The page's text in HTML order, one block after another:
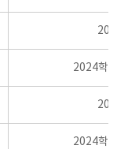
2024학
2024학